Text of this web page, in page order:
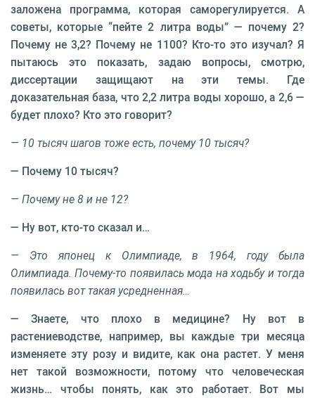
заложена программа, которая саморегулируется. А
советы, которые “пейте 2 литра воды” — почему 2?
Почему не 3,2? Почему не 1100? Кто-то это изучал? Я
пытаюсь это показать, задаю вопросы, смотрю,
диссертации защищают на эти темы. Где
доказательная база, что 2,2 литра воды хорошо, а 2,6 —
будет плохо? Кто это говорит?
— 10 тысяч шагов тоже есть, почему 10 тысяч?
— Почему 10 тысяч?
— Почему не 8 и не 12?
— Ну вот, кто-то сказал и…
— Это японец к Олимпиаде, в 1964, году была
Олимпиада. Почему-то появилась мода на ходьбу и тогда
появилась вот такая усредненная…
— Знаете, что плохо в медицине? Ну вот в
растениеводстве, например, вы каждые три месяца
изменяете эту розу и видите, как она растет. У меня
нет такой возможности, потому что человеческая
жизнь… чтобы понять, как это работает. Вот мы